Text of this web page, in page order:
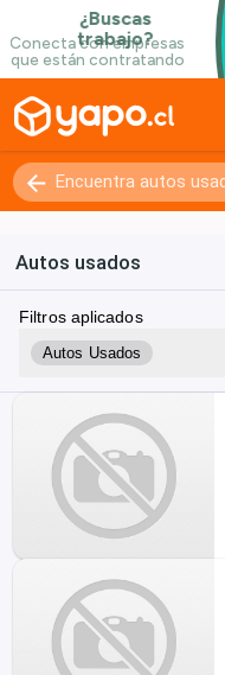
Autos usados
Filtros aplicados
Autos Usados